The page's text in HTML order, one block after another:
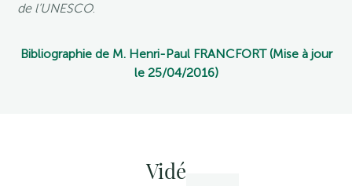
de l’UNESCO.
Bibliographie de M. Henri-Paul FRANCFORT (Mise à jour
le 25/04/2016)
Vidéos